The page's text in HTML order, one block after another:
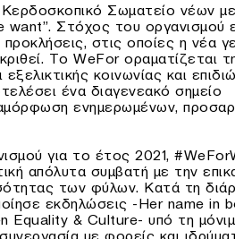
Σωματείο νέων
Στόχος του οργανισμού
προκλήσεις, στις οποίες η νέα
Το WeFor οραματίζεται
κοινωνίας και
ένα διαγενεακό σημείο
ενημερωμένων,
για το έτος 2021,
απόλυτα συμβατή με την
των φύλων. Κατά τη
εκδηλώσεις -Her name in
& Culture- υπό τη
με φορείς και